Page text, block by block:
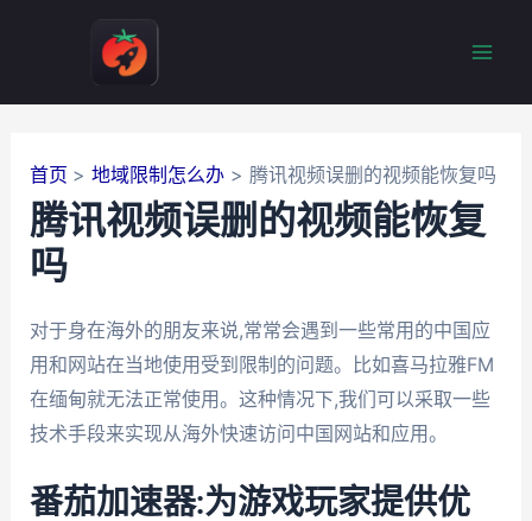
首页 地域限制怎么办 腾讯视频误删的视频能恢复吗
腾讯视频误删的视频能恢复
吗
对于身在海外的朋友来说,常常会遇到一些常用的中国应
用和网站在当地使用受到限制的问题。比如喜马拉雅FM
在缅甸就无法正常使用。这种情况下,我们可以采取一些
技术手段来实现从海外快速访问中国网站和应用。
番茄加速器:为游戏玩家提供优